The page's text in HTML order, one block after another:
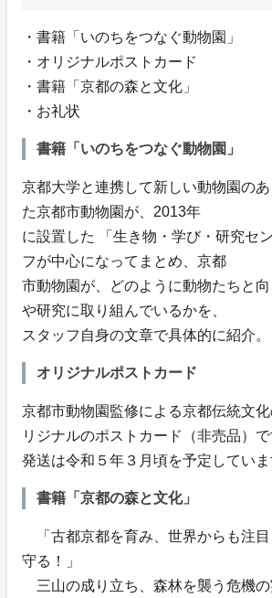
・書籍「いのちをつなぐ動物園」
・オリジナルポストカード
・書籍「京都の森と文化」
・お礼状
書籍「いのちをつなぐ動物園」
京都大学と連携して新しい動物園の
た京都市動物園が、2013年
に設置した 「生き物・学び・研究セ
フが中心になってまとめ、京都
市動物園が、どのように動物たちと
や研究に取り組んでいるかを、
スタッフ自身の文章で具体的に紹介。
オリジナルポストカード
京都市動物園監修による京都伝統文
リジナルのポストカード（非売品）で
発送は令和５年３月頃を予定していま
書籍「京都の森と文化」
「古都京都を育み、世界からも注
守る！」
三山の成り立ち、森林を襲う危機